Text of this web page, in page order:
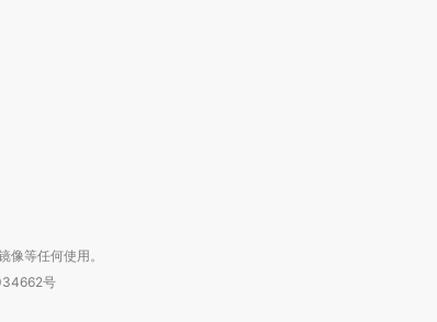
等任何使用。
号